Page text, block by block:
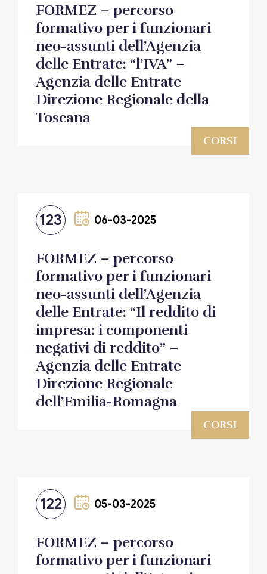
CORSI
FORMEZ – percorso
formativo per i funzionari
neo-assunti dell’Agenzia
delle Entrate: “l’IVA” –
Agenzia delle Entrate
Direzione Regionale della
Toscana
123 06-03-2025
CORSI
FORMEZ – percorso
formativo per i funzionari
neo-assunti dell’Agenzia
delle Entrate: “Il reddito di
impresa: i componenti
negativi di reddito” –
Agenzia delle Entrate
Direzione Regionale
dell’Emilia-Romagna
122 05-03-2025
FORMEZ – percorso
formativo per i funzionari